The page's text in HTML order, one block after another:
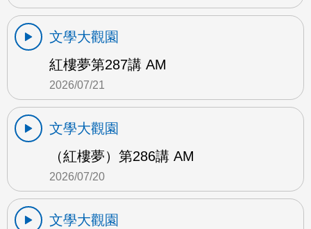
文學大觀園
紅樓夢第287講 AM
2026/07/21
文學大觀園
（紅樓夢）第286講 AM
2026/07/20
文學大觀園